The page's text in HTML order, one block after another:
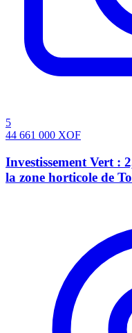
5
44 661 000 XOF
Investissement Vert :
la zone horticole de